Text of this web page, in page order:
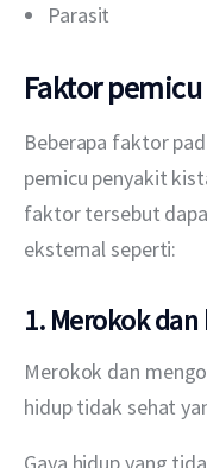
Parasit
Faktor pemicu
Beberapa faktor
pemicu penyakit
faktor tersebut
eksternal seperti:
1. Merokok
Merokok dan
hidup tidak sehat